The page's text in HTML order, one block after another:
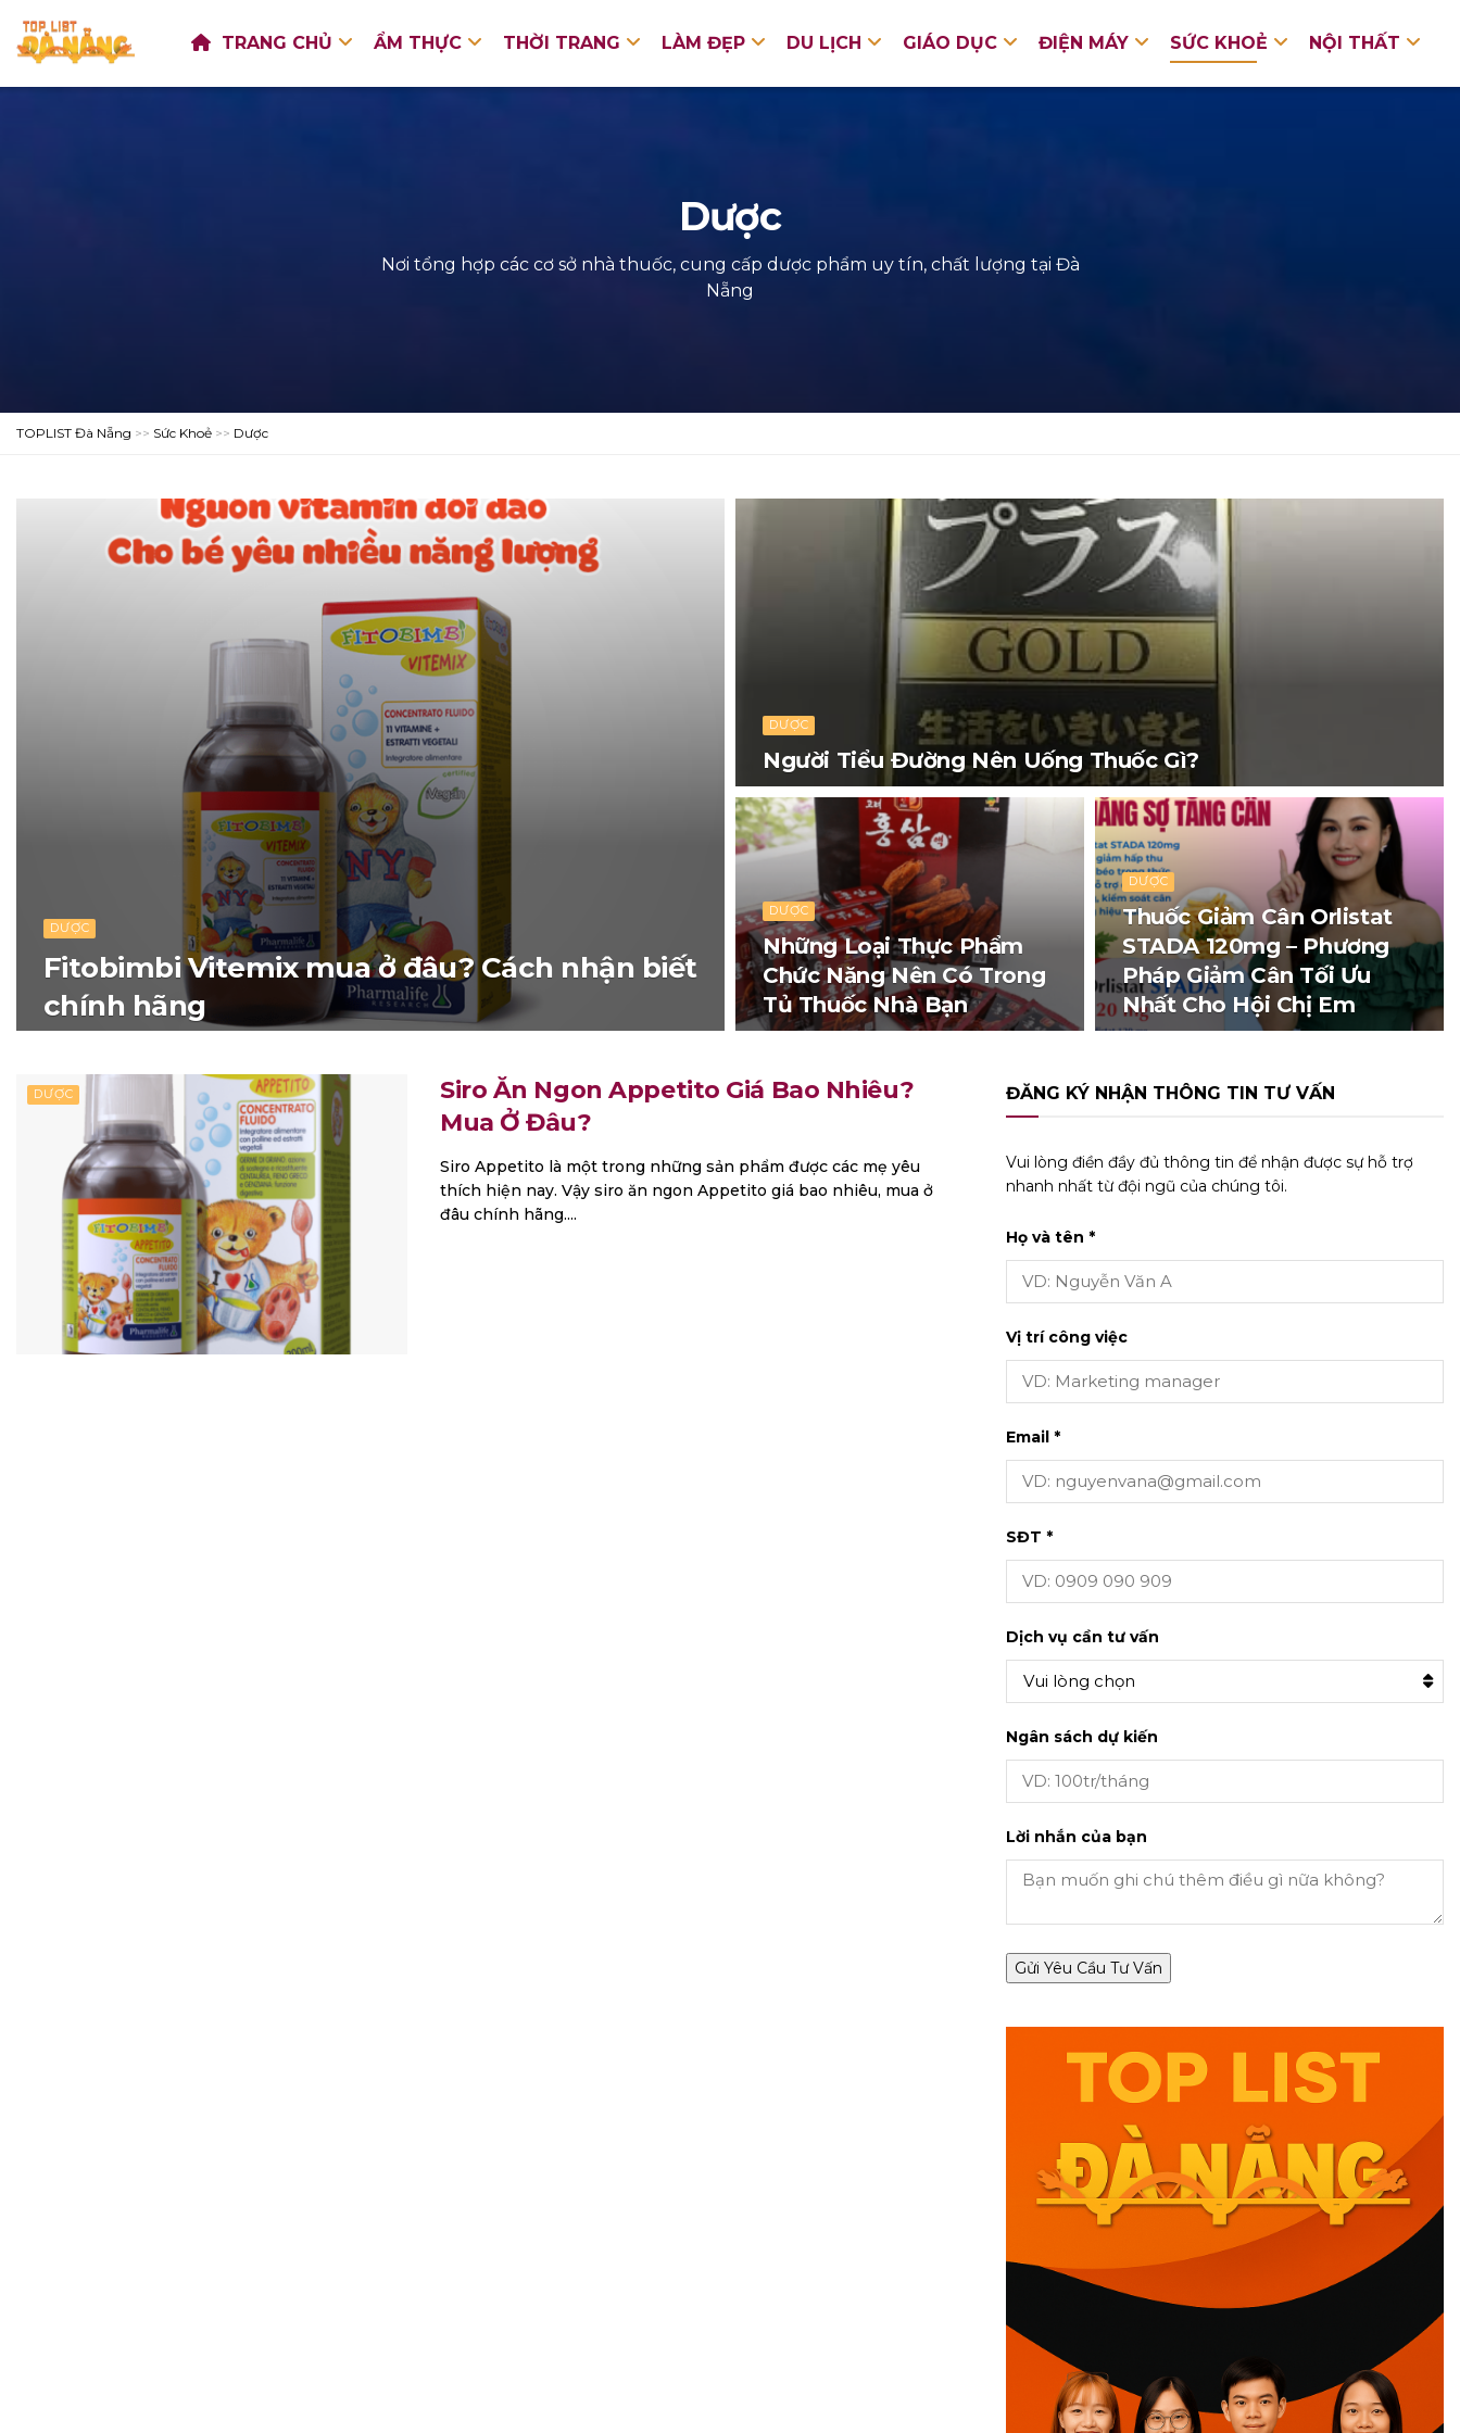
TRANG CHỦ ẨM THỰC THỜI TRANG LÀM ĐẸP DU LỊCH GIÁO DỤC ĐIỆN MÁY SỨC KHOẺ NỘI THẤT
Dược
Nơi tổng hợp các cơ sở nhà thuốc, cung cấp dược phẩm uy tín, chất lượng tại Đà
Nẵng
TOPLIST Đà Nẵng >> Sức Khoẻ >> Dược
DƯỢC
Fitobimbi Vitemix mua ở đâu? Cách nhận biết
chính hãng
DƯỢC
Người Tiểu Đường Nên Uống Thuốc Gì?
DƯỢC
Những Loại Thực Phẩm
Chức Năng Nên Có Trong
Tủ Thuốc Nhà Bạn
DƯỢC
Thuốc Giảm Cân Orlistat
STADA 120mg – Phương
Pháp Giảm Cân Tối Ưu
Nhất Cho Hội Chị Em
DƯỢC
Siro Ăn Ngon Appetito Giá Bao Nhiêu?
Mua Ở Đâu?
Siro Appetito là một trong những sản phẩm được các mẹ yêu
thích hiện nay. Vậy siro ăn ngon Appetito giá bao nhiêu, mua ở
đâu chính hãng....
ĐĂNG KÝ NHẬN THÔNG TIN TƯ VẤN
Vui lòng điền đầy đủ thông tin để nhận được sự hỗ trợ
nhanh nhất từ đội ngũ của chúng tôi.
Họ và tên *
Vị trí công việc
Email *
SĐT *
Dịch vụ cần tư vấn
Vui lòng chọn
Ngân sách dự kiến
Lời nhắn của bạn
Gửi Yêu Cầu Tư Vấn